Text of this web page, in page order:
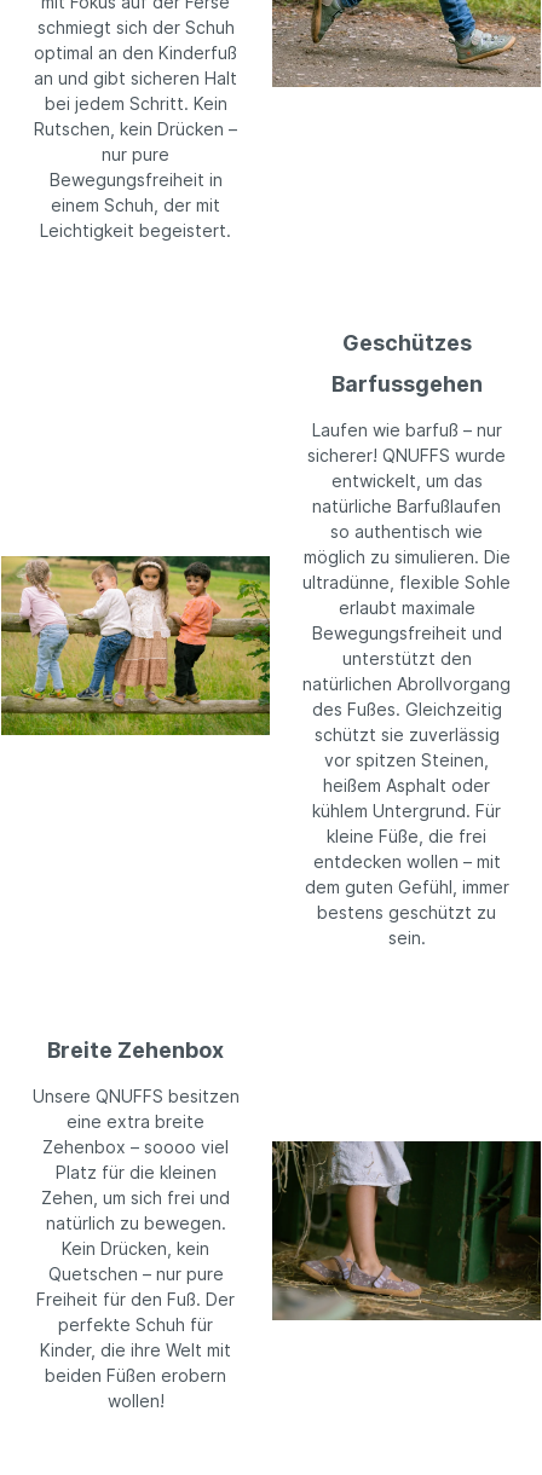
schmiegt sich der Schuh
optimal an den Kinderfuß
an und gibt sicheren Halt
bei jedem Schritt. Kein
Rutschen, kein Drücken –
nur pure
Bewegungsfreiheit in
einem Schuh, der mit
Leichtigkeit begeistert.
Geschützes
Barfussgehen
Laufen wie barfuß – nur
sicherer! QNUFFS wurde
entwickelt, um das
natürliche Barfußlaufen
so authentisch wie
möglich zu simulieren. Die
ultradünne, flexible Sohle
erlaubt maximale
Bewegungsfreiheit und
unterstützt den
natürlichen Abrollvorgang
des Fußes. Gleichzeitig
schützt sie zuverlässig
vor spitzen Steinen,
heißem Asphalt oder
kühlem Untergrund. Für
kleine Füße, die frei
entdecken wollen – mit
dem guten Gefühl, immer
bestens geschützt zu
sein.
Breite Zehenbox
Unsere QNUFFS besitzen
eine extra breite
Zehenbox – soooo viel
Platz für die kleinen
Zehen, um sich frei und
natürlich zu bewegen.
Kein Drücken, kein
Quetschen – nur pure
Freiheit für den Fuß. Der
perfekte Schuh für
Kinder, die ihre Welt mit
beiden Füßen erobern
wollen!